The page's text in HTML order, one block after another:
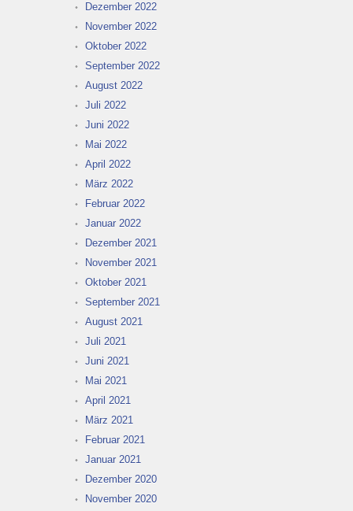
Dezember 2022
November 2022
Oktober 2022
September 2022
August 2022
Juli 2022
Juni 2022
Mai 2022
April 2022
März 2022
Februar 2022
Januar 2022
Dezember 2021
November 2021
Oktober 2021
September 2021
August 2021
Juli 2021
Juni 2021
Mai 2021
April 2021
März 2021
Februar 2021
Januar 2021
Dezember 2020
November 2020